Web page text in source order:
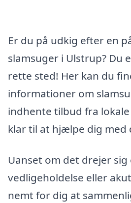
Er du på udkig efter en
slamsuger i Ulstrup? Du
rette sted! Her kan du
informationer om
indhente tilbud fra
klar til at hjælpe dig med
Uanset om det drejer
vedligeholdelse eller
nemt for dig at